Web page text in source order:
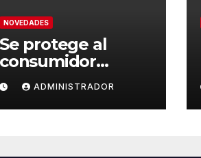
NOVEDADES
Se protege al
consumidor
vulnerable
ADMINISTRADOR